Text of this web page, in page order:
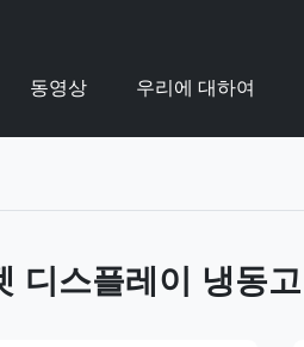
동영상 우리에 대하여
디스플레이 냉동고